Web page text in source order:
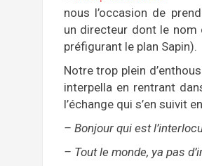
nous l’occasion de
un directeur dont le nom
préfigurant le plan Sapin).
Notre trop plein
interpella en rentrant
l’échange qui s’en suivit
– Bonjour qui est
– Tout le monde, ya pas